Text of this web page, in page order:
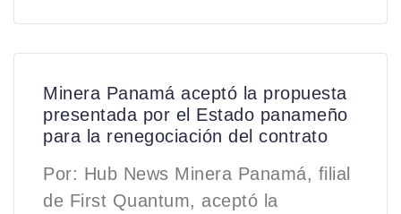
Minera Panamá aceptó la propuesta
presentada por el Estado panameño
para la renegociación del contrato
Por: Hub News Minera Panamá, filial
de First Quantum, aceptó la